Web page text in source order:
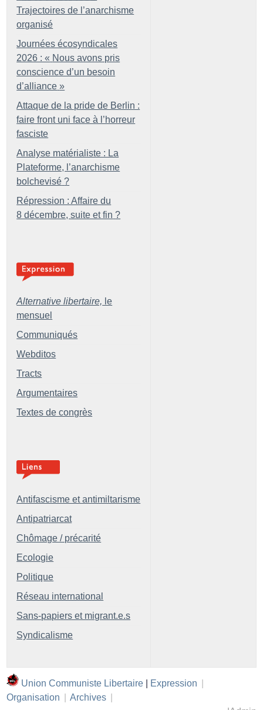
Trajectoires de l’anarchisme
organisé
Journées écosyndicales
2026 : « Nous avons pris
conscience d’un besoin
d’alliance »
Attaque de la pride de Berlin :
faire front uni face à l’horreur
fasciste
Analyse matérialiste : La
Plateforme, l’anarchisme
bolchevisé ?
Répression : Affaire du
8 décembre, suite et fin ?
Alternative libertaire, le
mensuel
Communiqués
Webditos
Tracts
Argumentaires
Textes de congrès
Antifascisme et antimiltarisme
Antipatriarcat
Chômage / précarité
Ecologie
Politique
Réseau international
Sans-papiers et migrant.e.s
Syndicalisme
Union Communiste Libertaire Expression
Organisation
Archives